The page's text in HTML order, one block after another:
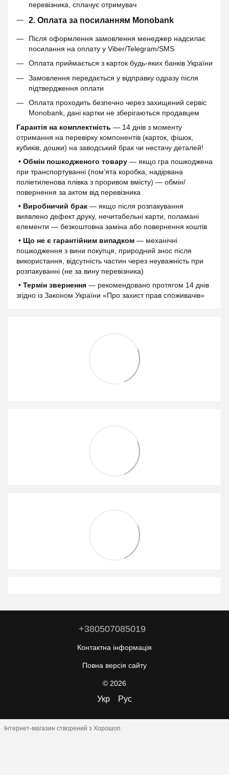
перевізника, сплачує отримувач
2. Оплата за посиланням Monobank
Після оформлення замовлення менеджер надсилає
посилання на оплату у Viber/Telegram/SMS
Оплата приймається з карток будь-яких банків України
Замовлення передається у відправку одразу після
підтвердження оплати
Оплата проходить безпечно через захищений сервіс
Monobank, дані картки не зберігаються продавцем
Гарантія на комплектність — 14 днів з моменту
отримання на перевірку компонентів (карток, фішок,
кубиків, дошки) на заводський брак чи нестачу деталей!
• Обмін пошкодженого товару — якщо гра пошкоджена
при транспортуванні (пом’ята коробка, надірвана
поліетиленова плівка з проривом вмісту) — обмін/
повернення за актом від перевізника
• Виробничий брак — якщо після розпакування
виявлено дефект друку, нечитабельні карти, поламані
елементи — безкоштовна заміна або повернення коштів
• Що не є гарантійним випадком — механічні
пошкодження з вини покупця, природний знос після
використання, відсутність частин через неуважність при
розпакуванні (не за вину перевізника)
• Термін звернення — рекомендовано протягом 14 днів
згідно із Законом України «Про захист прав споживачів»
+380507085019
Контактна інформація
Повна версія сайту
© 2026
Укр Рус
Інтернет-магазин створений з Хорошоп